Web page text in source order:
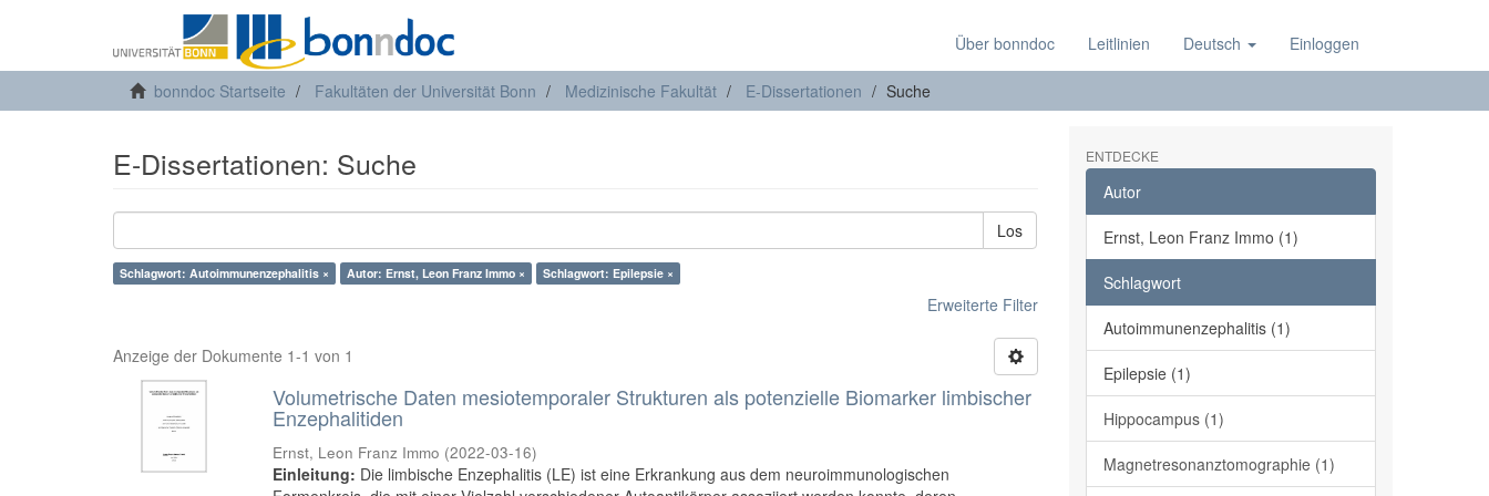
Über bonndoc Leitlinien Deutsch Einloggen
bonndoc Startseite Fakultäten der Universität Bonn Medizinische Fakultät E-Dissertationen Suche
E-Dissertationen: Suche
Los
Schlagwort: Autoimmunenzephalitis × Autor: Ernst, Leon Franz Immo × Schlagwort: Epilepsie ×
Erweiterte Filter
Anzeige der Dokumente 1-1 von 1
Volumetrische Daten mesiotemporaler Strukturen als potenzielle Biomarker limbischer
Enzephalitiden
Ernst, Leon Franz Immo (2022-03-16)
Einleitung: Die limbische Enzephalitis (LE) ist eine Erkrankung aus dem neuroimmunologischen
ENTDECKE
Autor
Ernst, Leon Franz Immo (1)
Schlagwort
Autoimmunenzephalitis (1)
Epilepsie (1)
Hippocampus (1)
Magnetresonanztomographie (1)